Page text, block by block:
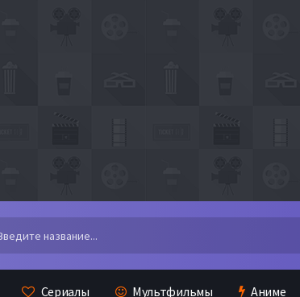
Сериалы Мультфильмы Аниме